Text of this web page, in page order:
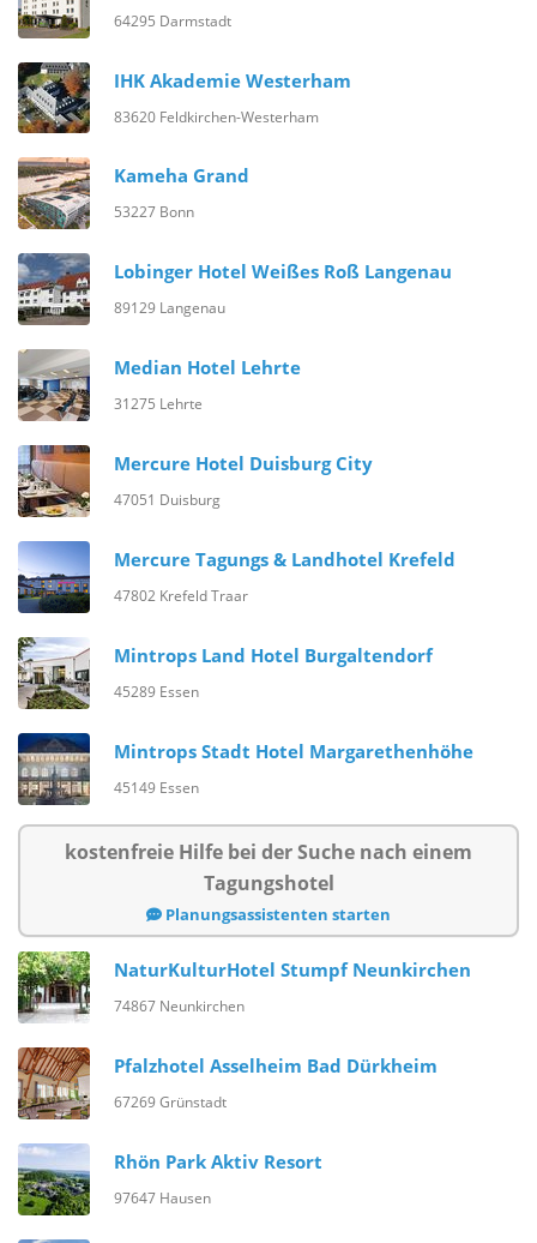
64295 Darmstadt
IHK Akademie Westerham
83620 Feldkirchen-Westerham
Kameha Grand
53227 Bonn
Lobinger Hotel Weißes Roß Langenau
89129 Langenau
Median Hotel Lehrte
31275 Lehrte
Mercure Hotel Duisburg City
47051 Duisburg
Mercure Tagungs & Landhotel Krefeld
47802 Krefeld Traar
Mintrops Land Hotel Burgaltendorf
45289 Essen
Mintrops Stadt Hotel Margarethenhöhe
45149 Essen
kostenfreie Hilfe bei der Suche nach einem
Tagungshotel
Planungsassistenten starten
NaturKulturHotel Stumpf Neunkirchen
74867 Neunkirchen
Pfalzhotel Asselheim Bad Dürkheim
67269 Grünstadt
Rhön Park Aktiv Resort
97647 Hausen